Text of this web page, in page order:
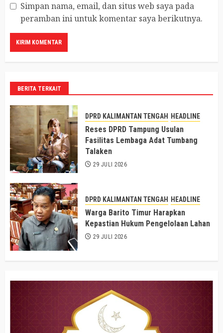
Simpan nama, email, dan situs web saya pada
peramban ini untuk komentar saya berikutnya.
BERITA TERKAIT
DPRD KALIMANTAN TENGAH HEADLINE
Reses DPRD Tampung Usulan
Fasilitas Lembaga Adat Tumbang
Talaken
29 JULI 2026
DPRD KALIMANTAN TENGAH HEADLINE
Warga Barito Timur Harapkan
Kepastian Hukum Pengelolaan Lahan
29 JULI 2026